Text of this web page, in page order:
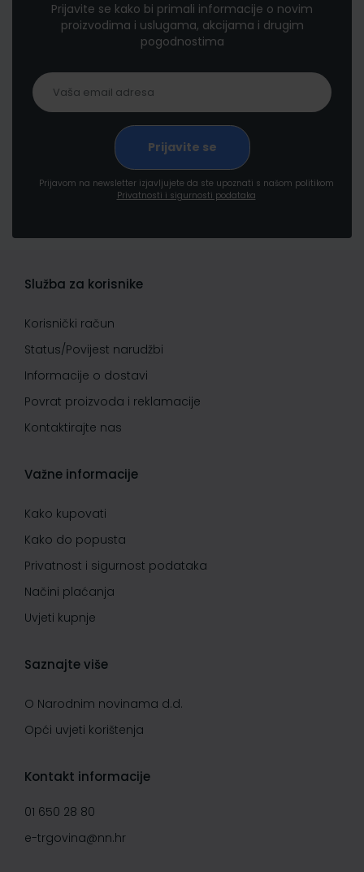
Prijavite se kako bi primali informacije o novim
proizvodima i uslugama, akcijama i drugim
pogodnostima
Prijavom na newsletter izjavljujete da ste upoznati s našom politikom
Privatnosti i sigurnosti podataka
Služba za korisnike
Korisnički račun
Status/Povijest narudžbi
Informacije o dostavi
Povrat proizvoda i reklamacije
Kontaktirajte nas
Važne informacije
Kako kupovati
Kako do popusta
Privatnost i sigurnost podataka
Načini plaćanja
Uvjeti kupnje
Saznajte više
O Narodnim novinama d.d.
Opći uvjeti korištenja
Kontakt informacije
01 650 28 80
e-trgovina@nn.hr